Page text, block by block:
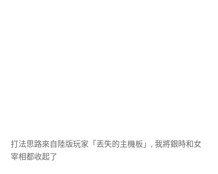
打法思路來自陸版玩家「丟失的主機板」, 我將銀時和女
宰相都收起了